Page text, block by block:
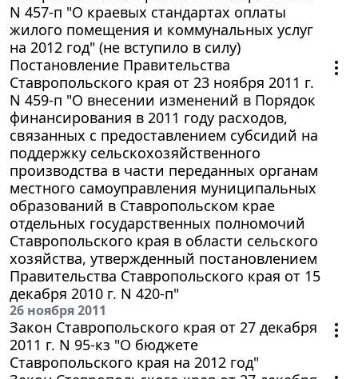
N 457-п "О краевых стандартах оплаты
жилого помещения и коммунальных услуг
на 2012 год" (не вступило в силу)
Постановление Правительства
Ставропольского края от 23 ноября 2011 г.
N 459-п "О внесении изменений в Порядок
финансирования в 2011 году расходов,
связанных с предоставлением субсидий на
поддержку сельскохозяйственного
производства в части переданных органам
местного самоуправления муниципальных
образований в Ставропольском крае
отдельных государственных полномочий
Ставропольского края в области сельского
хозяйства, утвержденный постановлением
Правительства Ставропольского края от 15
декабря 2010 г. N 420-п"
26 ноября 2011
Закон Ставропольского края от 27 декабря
2011 г. N 95-кз "О бюджете
Ставропольского края на 2012 год"